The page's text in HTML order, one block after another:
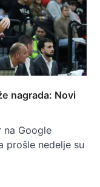
nagrada: Novi
na Google
prošle nedelje su